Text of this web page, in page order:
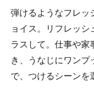
弾けるようなフレッ
ョイス。リフレッ
ラスして。仕事や家
き、うなじにワン
で、つけるシーンを